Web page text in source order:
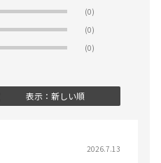
(0)
(0)
(0)
表示：新しい順
2026.7.13